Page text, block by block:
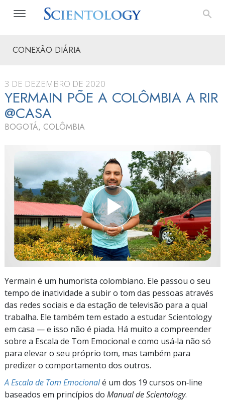
CONEXÃO DIÁRIA
3 DE DEZEMBRO DE 2020
YERMAIN PÕE A COLÔMBIA A RIR
@CASA
BOGOTÁ, COLÔMBIA
Yermain é um humorista colombiano. Ele passou o seu
tempo de inatividade a subir o tom das pessoas através
das redes sociais e da estação de televisão para a qual
trabalha. Ele também tem estado a estudar Scientology
em casa — e isso não é piada. Há muito a compreender
sobre a Escala de Tom Emocional e como usá‑la não só
para elevar o seu próprio tom, mas também para
predizer o comportamento dos outros.
A Escala de Tom Emocionalé um dos 19 cursos on‑line
baseados em princípios do Manual de Scientology.